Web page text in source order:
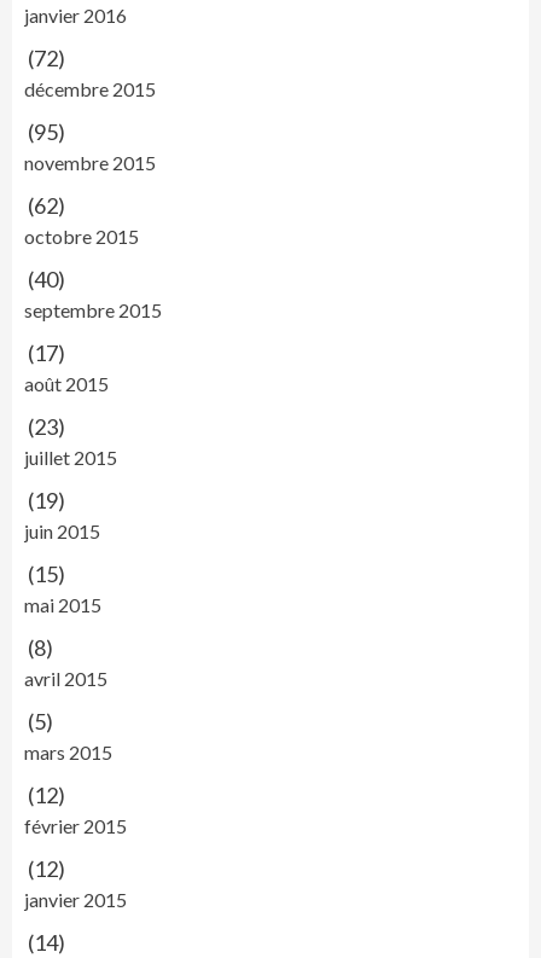
janvier 2016
(72)
décembre 2015
(95)
novembre 2015
(62)
octobre 2015
(40)
septembre 2015
(17)
août 2015
(23)
juillet 2015
(19)
juin 2015
(15)
mai 2015
(8)
avril 2015
(5)
mars 2015
(12)
février 2015
(12)
janvier 2015
(14)